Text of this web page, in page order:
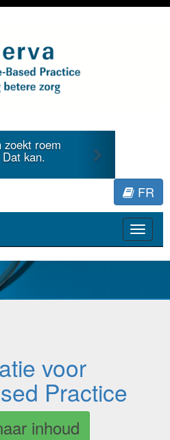
FR
Toggle
voor
Practice
inhoud